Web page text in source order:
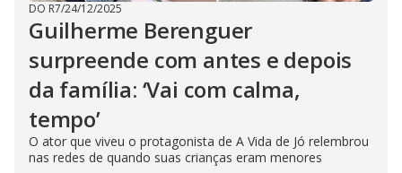
DO R7/24/12/2025
Guilherme Berenguer
surpreende com antes e depois
da família: ‘Vai com calma,
tempo’
O ator que viveu o protagonista de A Vida de Jó relembrou
nas redes de quando suas crianças eram menores